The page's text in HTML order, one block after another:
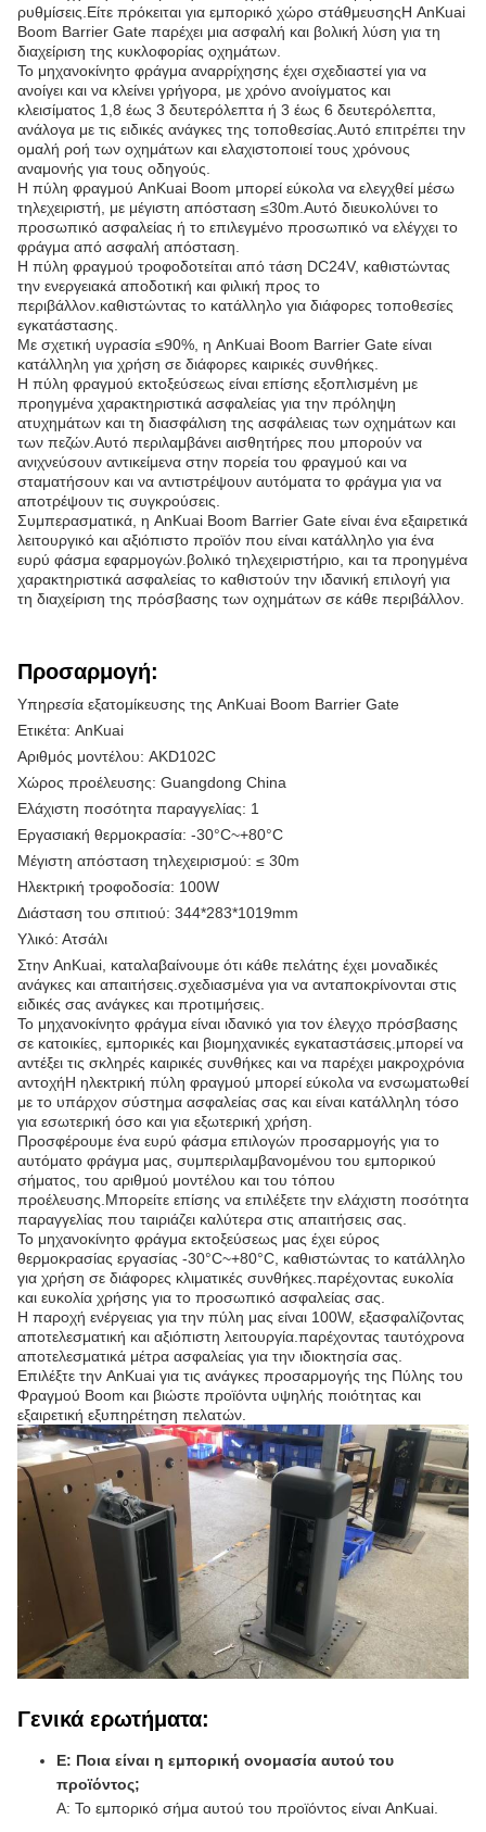
ρυθμίσεις.Είτε πρόκειται για εμπορικό χώρο στάθμευσηςΗ AnKuai
Boom Barrier Gate παρέχει μια ασφαλή και βολική λύση για τη
διαχείριση της κυκλοφορίας οχημάτων.
Το μηχανοκίνητο φράγμα αναρρίχησης έχει σχεδιαστεί για να
ανοίγει και να κλείνει γρήγορα, με χρόνο ανοίγματος και
κλεισίματος 1,8 έως 3 δευτερόλεπτα ή 3 έως 6 δευτερόλεπτα,
ανάλογα με τις ειδικές ανάγκες της τοποθεσίας.Αυτό επιτρέπει την
ομαλή ροή των οχημάτων και ελαχιστοποιεί τους χρόνους
αναμονής για τους οδηγούς.
Η πύλη φραγμού AnKuai Boom μπορεί εύκολα να ελεγχθεί μέσω
τηλεχειριστή, με μέγιστη απόσταση ≤30m.Αυτό διευκολύνει το
προσωπικό ασφαλείας ή το επιλεγμένο προσωπικό να ελέγχει το
φράγμα από ασφαλή απόσταση.
Η πύλη φραγμού τροφοδοτείται από τάση DC24V, καθιστώντας
την ενεργειακά αποδοτική και φιλική προς το
περιβάλλον.καθιστώντας το κατάλληλο για διάφορες τοποθεσίες
εγκατάστασης.
Με σχετική υγρασία ≤90%, η AnKuai Boom Barrier Gate είναι
κατάλληλη για χρήση σε διάφορες καιρικές συνθήκες.
Η πύλη φραγμού εκτοξεύσεως είναι επίσης εξοπλισμένη με
προηγμένα χαρακτηριστικά ασφαλείας για την πρόληψη
ατυχημάτων και τη διασφάλιση της ασφάλειας των οχημάτων και
των πεζών.Αυτό περιλαμβάνει αισθητήρες που μπορούν να
ανιχνεύσουν αντικείμενα στην πορεία του φραγμού και να
σταματήσουν και να αντιστρέψουν αυτόματα το φράγμα για να
αποτρέψουν τις συγκρούσεις.
Συμπερασματικά, η AnKuai Boom Barrier Gate είναι ένα εξαιρετικά
λειτουργικό και αξιόπιστο προϊόν που είναι κατάλληλο για ένα
ευρύ φάσμα εφαρμογών.βολικό τηλεχειριστήριο, και τα προηγμένα
χαρακτηριστικά ασφαλείας το καθιστούν την ιδανική επιλογή για
τη διαχείριση της πρόσβασης των οχημάτων σε κάθε περιβάλλον.
Προσαρμογή:
Υπηρεσία εξατομίκευσης της AnKuai Boom Barrier Gate
Ετικέτα: AnKuai
Αριθμός μοντέλου: AKD102C
Χώρος προέλευσης: Guangdong China
Ελάχιστη ποσότητα παραγγελίας: 1
Εργασιακή θερμοκρασία: -30°C~+80°C
Μέγιστη απόσταση τηλεχειρισμού: ≤ 30m
Ηλεκτρική τροφοδοσία: 100W
Διάσταση του σπιτιού: 344*283*1019mm
Υλικό: Ατσάλι
Στην AnKuai, καταλαβαίνουμε ότι κάθε πελάτης έχει μοναδικές
ανάγκες και απαιτήσεις.σχεδιασμένα για να ανταποκρίνονται στις
ειδικές σας ανάγκες και προτιμήσεις.
Το μηχανοκίνητο φράγμα είναι ιδανικό για τον έλεγχο πρόσβασης
σε κατοικίες, εμπορικές και βιομηχανικές εγκαταστάσεις.μπορεί να
αντέξει τις σκληρές καιρικές συνθήκες και να παρέχει μακροχρόνια
αντοχήΗ ηλεκτρική πύλη φραγμού μπορεί εύκολα να ενσωματωθεί
με το υπάρχον σύστημα ασφαλείας σας και είναι κατάλληλη τόσο
για εσωτερική όσο και για εξωτερική χρήση.
Προσφέρουμε ένα ευρύ φάσμα επιλογών προσαρμογής για το
αυτόματο φράγμα μας, συμπεριλαμβανομένου του εμπορικού
σήματος, του αριθμού μοντέλου και του τόπου
προέλευσης.Μπορείτε επίσης να επιλέξετε την ελάχιστη ποσότητα
παραγγελίας που ταιριάζει καλύτερα στις απαιτήσεις σας.
Το μηχανοκίνητο φράγμα εκτοξεύσεως μας έχει εύρος
θερμοκρασίας εργασίας -30°C~+80°C, καθιστώντας το κατάλληλο
για χρήση σε διάφορες κλιματικές συνθήκες.παρέχοντας ευκολία
και ευκολία χρήσης για το προσωπικό ασφαλείας σας.
Η παροχή ενέργειας για την πύλη μας είναι 100W, εξασφαλίζοντας
αποτελεσματική και αξιόπιστη λειτουργία.παρέχοντας ταυτόχρονα
αποτελεσματικά μέτρα ασφαλείας για την ιδιοκτησία σας.
Επιλέξτε την AnKuai για τις ανάγκες προσαρμογής της Πύλης του
Φραγμού Boom και βιώστε προϊόντα υψηλής ποιότητας και
εξαιρετική εξυπηρέτηση πελατών.
Γενικά ερωτήματα:
Ε: Ποια είναι η εμπορική ονομασία αυτού του
προϊόντος;
Α: Το εμπορικό σήμα αυτού του προϊόντος είναι AnKuai.